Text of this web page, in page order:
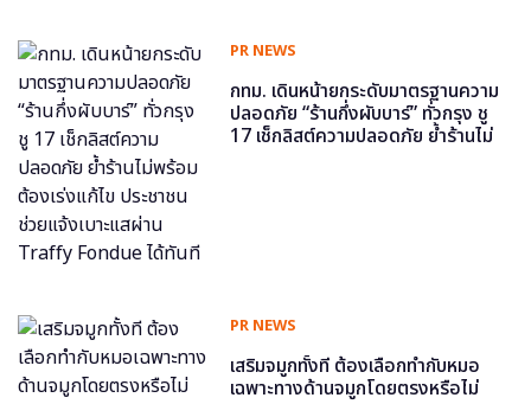
PR NEWS
กทม. เดินหน้ายกระดับมาตรฐานความ
ปลอดภัย “ร้านกึ่งผับบาร์” ทั่วกรุง ชู
17 เช็กลิสต์ความปลอดภัย ย้ำร้านไม่
PR NEWS
เสริมจมูกทั้งที ต้องเลือกทำกับหมอ
เฉพาะทางด้านจมูกโดยตรงหรือไม่